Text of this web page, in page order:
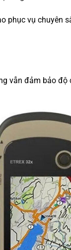
phục vụ chuyên
vẫn đảm bảo